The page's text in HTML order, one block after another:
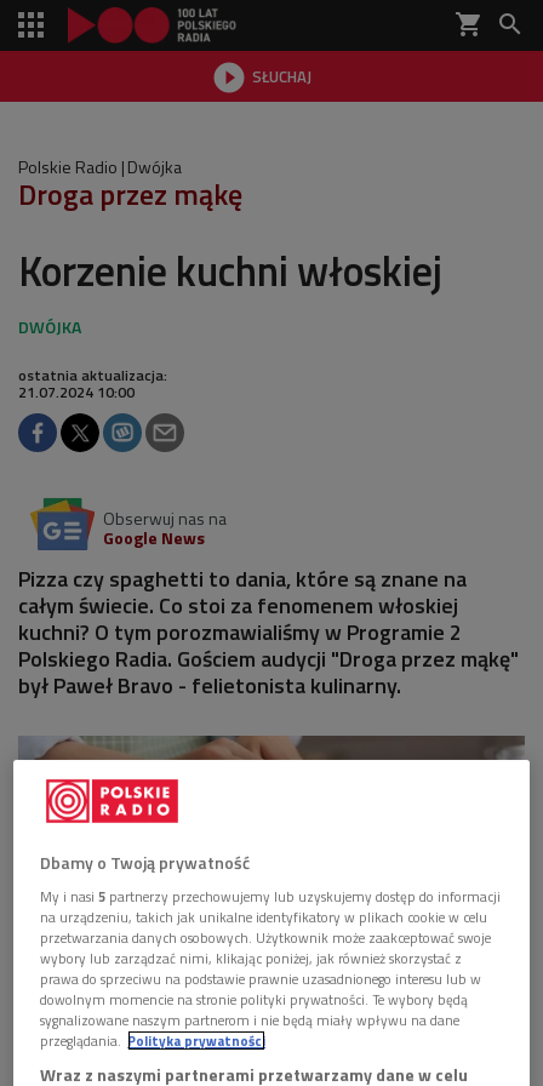
shopping_cart 
 SŁUCHAJ

Polskie Radio Dwójka
Droga przez mąkę
Korzenie kuchni włoskiej
ostatnia aktualizacja:
21.07.2024 10:00
Obserwuj nas na
Google News
Pizza czy spaghetti to dania, które są znane na
całym świecie. Co stoi za fenomenem włoskiej
kuchni? O tym porozmawialiśmy w Programie 2
Polskiego Radia. Gościem audycji "Droga przez mąkę"
był Paweł Bravo - felietonista kulinarny.
Co stoi za fenomenem włoskiej kuchni? Foto: Shutterstock/pixel-shot
Dbamy o Twoją prywatność
My i nasi5 partnerzy przechowujemy lub uzyskujemy dostęp do informacji
na urządzeniu, takich jak unikalne identyfikatory w plikach cookie w celu
przetwarzania danych osobowych. Użytkownik może zaakceptować swoje
wybory lub zarządzać nimi, klikając poniżej, jak również skorzystać z
prawa do sprzeciwu na podstawie prawnie uzasadnionego interesu lub w
dowolnym momencie na stronie polityki prywatności. Te wybory będą
sygnalizowane naszym partnerom i nie będą miały wpływu na dane
przeglądania. Polityka prywatności
Wraz z naszymi partnerami przetwarzamy dane w celu